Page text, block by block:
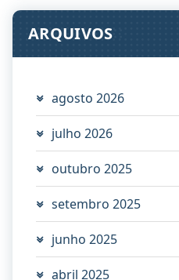
ARQUIVOS
agosto 2026
julho 2026
outubro 2025
setembro 2025
junho 2025
abril 2025